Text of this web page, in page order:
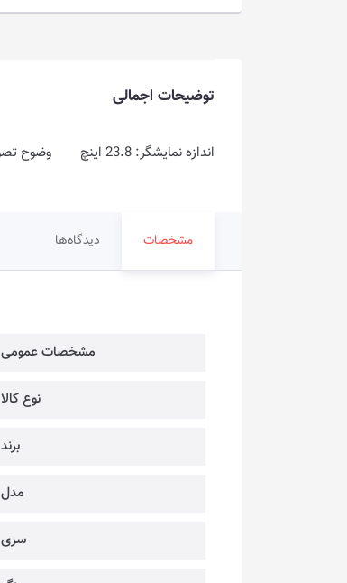
توضیحات اجمالی
اندازه نمایشگر: 23.8 اینچ وضوح تصویر: FHD @ 1920×1080 نوع پنل: IPS زمان پاسخگویی: 1ms
مشخصات دیدگاه‌ها
مشخصات عمومی
نوع کالا
برند
مدل
سری